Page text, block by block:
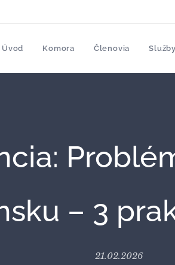
Úvod Komora Členovia Služby
– 3
21.02.2026